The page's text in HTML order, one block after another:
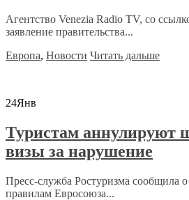
Агентство Venezia Radio TV, со
заявление правительства...
Европа, Новости Читать дальше
24Янв
Туристам аннулируют
визы за нарушение
Пресс-служба Ростуризма сообщила
правилам Евросоюза...